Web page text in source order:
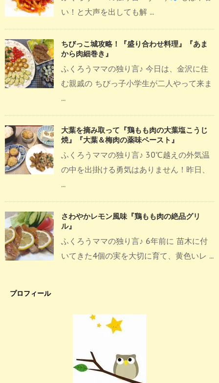
い！と大声を出しても解 ...
ちびっこ城攻略！『盛り合わせ料理』『あま
から肉細巻き』
ふくろうママの独り言♪ 今日は、金沢に住
む親戚の ちびっ子小学生が二人やって来ま
...
大葉を摘み取って『鶏もも肉の大葉塩こうじ
焼』『大葉＆梅肉の薬味ペースト』
ふくろうママの独り言♪ 30℃越えの外気温
の中を出掛ける勇気はありません！昨日、
...
さわやかレモン風味『鶏もも肉の絶品グリ
ル』
ふくろうママの独り言♪ 6年前に 苗木に付
いてきた4個の実を大切に育て、黄色いレ ...
プロフィール